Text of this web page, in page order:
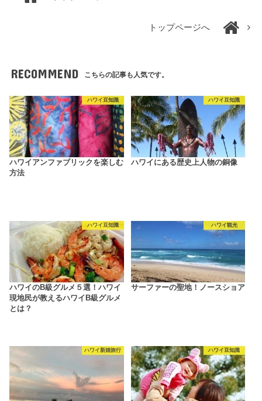
トップページへ
RECOMMEND こちらの記事も人気です。
ハワイ豆知識
ハワイアンファブリックを楽しむ
方法
ハワイ豆知識
ハワイにある歴史上人物の銅像
ハワイ豆知識
ハワイのB級グルメ５選！ハワイ
現地民が教えるハワイB級グルメ
とは？
ハワイ観光
サーファーの聖地！ノースショア
ハワイ新婚旅行 ハワイ豆知識